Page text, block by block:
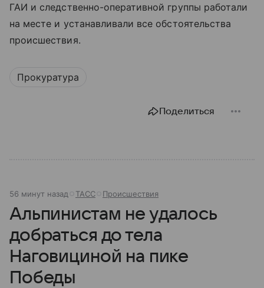
ГАИ и следственно-оперативной группы работали
на месте и устанавливали все обстоятельства
происшествия.
Прокуратура
Поделиться
56 минут назад ТАСС Происшествия
Альпинистам не удалось
добраться до тела
Наговициной на пике
Победы